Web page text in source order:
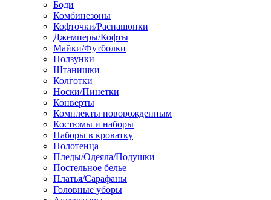
Боди
Комбинезоны
Кофточки/Распашонки
Джемперы/Кофты
Майки/Футболки
Ползунки
Штанишки
Колготки
Носки/Пинетки
Конверты
Комплекты новорожденным
Костюмы и наборы
Наборы в кроватку
Полотенца
Пледы/Одеяла/Подушки
Постельное белье
Платья/Сарафаны
Головные уборы